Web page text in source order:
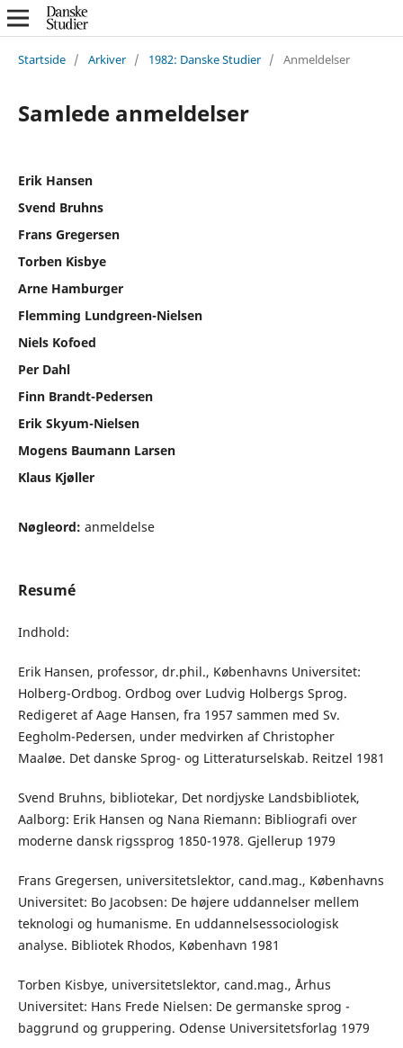
Startside / Arkiver / 1982: Danske Studier / Anmeldelser
Samlede anmeldelser
Erik Hansen
Svend Bruhns
Frans Gregersen
Torben Kisbye
Arne Hamburger
Flemming Lundgreen-Nielsen
Niels Kofoed
Per Dahl
Finn Brandt-Pedersen
Erik Skyum-Nielsen
Mogens Baumann Larsen
Klaus Kjøller
Nøgleord: anmeldelse
Resumé
Indhold:
Erik Hansen, professor, dr.phil., Københavns Universitet:
Holberg-Ordbog. Ordbog over Ludvig Holbergs Sprog.
Redigeret af Aage Hansen, fra 1957 sammen med Sv.
Eegholm-Pedersen, under medvirken af Christopher
Maaløe. Det danske Sprog- og Litteraturselskab. Reitzel 1981
Svend Bruhns, bibliotekar, Det nordjyske Landsbibliotek,
Aalborg: Erik Hansen og Nana Riemann: Bibliografi over
moderne dansk rigssprog 1850-1978. Gjellerup 1979
Frans Gregersen, universitetslektor, cand.mag., Københavns
Universitet: Bo Jacobsen: De højere uddannelser mellem
teknologi og humanisme. En uddannelsessociologisk
analyse. Bibliotek Rhodos, København 1981
Torben Kisbye, universitetslektor, cand.mag., Århus
Universitet: Hans Frede Nielsen: De germanske sprog -
baggrund og gruppering. Odense Universitetsforlag 1979